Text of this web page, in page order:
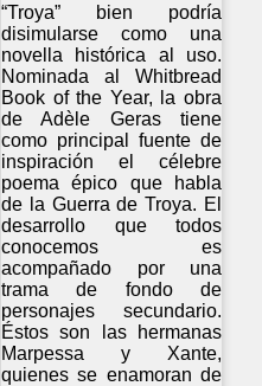
“Troya” bien podría
disimularse como una
novella histórica al uso.
Nominada al Whitbread
Book of the Year, la obra
de Adèle Geras tiene
como principal fuente de
inspiración el célebre
poema épico que habla
de la Guerra de Troya. El
desarrollo que todos
conocemos es
acompañado por una
trama de fondo de
personajes secundario.
Éstos son las hermanas
Marpessa y Xante,
quienes se enamoran de